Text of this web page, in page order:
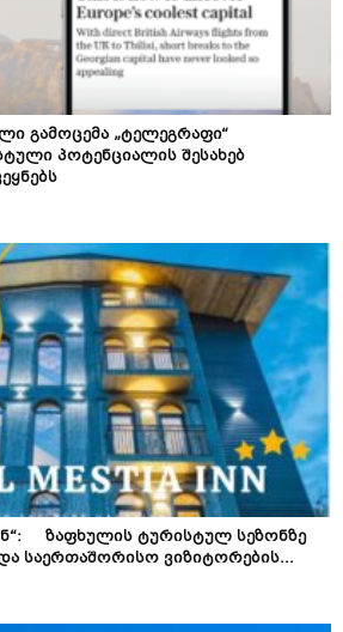
გამოცემა „ტელეგრაფი“
პოტენციალის შესახებ
ზაფხულის ტურისტულ სეზონზე
საერთაშორისო ვიზიტორების...